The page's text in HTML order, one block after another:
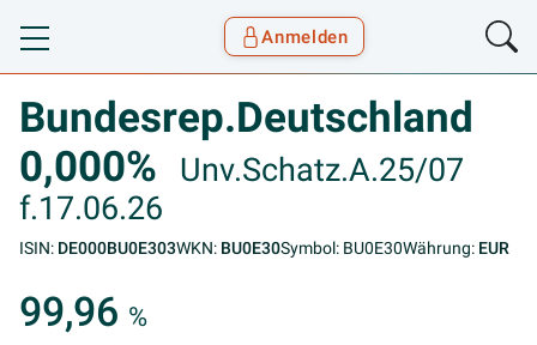
Toggle navigation
Anmelden
Bundesrep.Deutschland
0,000%
Unv.Schatz.A.25/07
f.17.06.26
ISIN: DE000BU0E303WKN: BU0E30Symbol: BU0E30Währung: EUR
99,96 %